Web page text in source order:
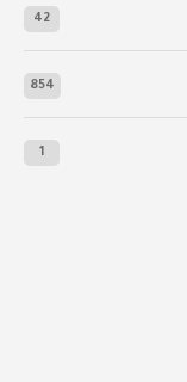
42
854
1